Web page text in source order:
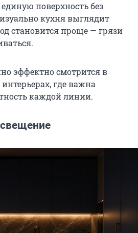
поверхность без
кухня выглядит
становится проще — грязи
эффектно смотрится в
где важна
каждой линии.